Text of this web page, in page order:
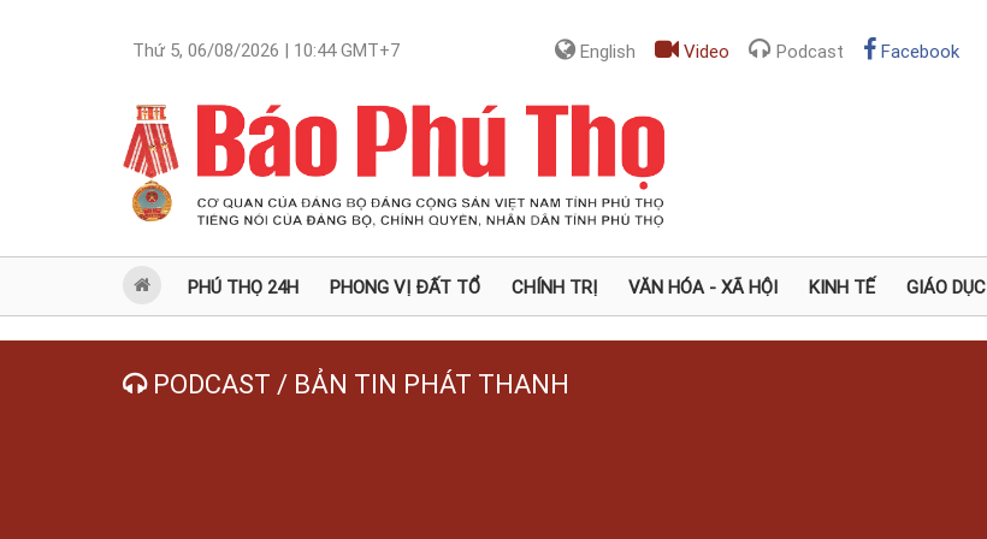
Thứ 5, 06/08/2026 | 10:44GMT+7 English Video Podcast Facebook
PHÚ THỌ 24H PHONG VỊ ĐẤT TỔ CHÍNH TRỊ VĂN HÓA - XÃ HỘI KINH TẾ GIÁO DỤC
PODCAST / BẢN TIN PHÁT THANH